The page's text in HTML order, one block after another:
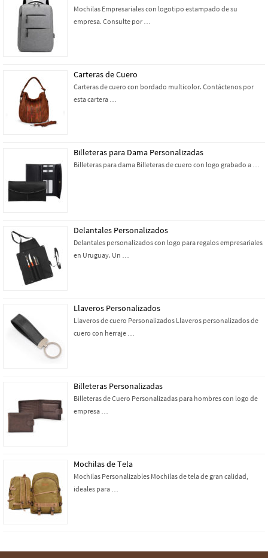
Mochilas Empresariales con logotipo estampado de su
empresa. Consulte por …
Carteras de Cuero
Carteras de cuero con bordado multicolor. Contáctenos por
esta cartera …
Billeteras para Dama Personalizadas
Billeteras para dama Billeteras de cuero con logo grabado a …
Delantales Personalizados
Delantales personalizados con logo para regalos empresariales
en Uruguay. Un …
Llaveros Personalizados
Llaveros de cuero Personalizados Llaveros personalizados de
cuero con herraje …
Billeteras Personalizadas
Billeteras de Cuero Personalizadas para hombres con logo de
empresa …
Mochilas de Tela
Mochilas Personalizables Mochilas de tela de gran calidad,
ideales para …